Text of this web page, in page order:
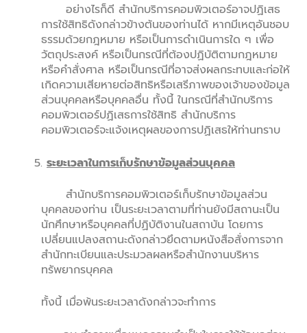
อย่างไรก็ดี สำนักบริการคอมพิวเตอร์อาจปฏิเสธ
การใช้สิทธิดังกล่าวข้างต้นของท่านได้ หากมีเหตุอันชอบ
ธรรมด้วยกฎหมาย หรือเป็นการดำเนินการใด ๆ เพื่อ
วัตถุประสงค์ หรือเป็นกรณีที่ต้องปฏิบัติตามกฎหมาย
หรือคำสั่งศาล หรือเป็นกรณีที่อาจส่งผลกระทบและก่อให้
เกิดความเสียหายต่อสิทธิหรือเสรีภาพของเจ้าของข้อมูล
ส่วนบุคคลหรือบุคคลอื่น ทั้งนี้ ในกรณีที่สำนักบริการ
คอมพิวเตอร์ปฏิเสธการใช้สิทธิ สำนักบริการ
คอมพิวเตอร์จะแจ้งเหตุผลของการปฏิเสธให้ท่านทราบ
ระยะเวลาในการเก็บรักษาข้อมูลส่วนบุคคล
สำนักบริการคอมพิวเตอร์เก็บรักษาข้อมูลส่วน
บุคคลของท่าน เป็นระยะเวลาตามที่ท่านยังมีสถานะเป็น
นักศึกษาหรือบุคคลที่ปฏิบัติงานในสถาบัน โดยการ
เปลี่ยนแปลงสถานะดังกล่าวยึดตามหนังสือสั่งการจาก
สำนักทะเบียนและประมวลผลหรือสำนักงานบริหาร
ทรัพยากรบุคคล
ทั้งนี้ เมื่อพ้นระยะเวลาดังกล่าวจะทำการ